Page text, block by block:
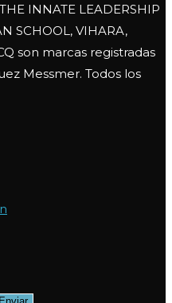
INNATE LEADERSHIP
SCHOOL, VIHARA,
son marcas registradas
Messmer. Todos los